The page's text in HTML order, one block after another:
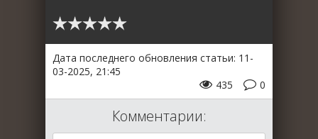
Дата последнего обновления статьи: 11-
03-2025, 21:45
0
435
Комментарии: